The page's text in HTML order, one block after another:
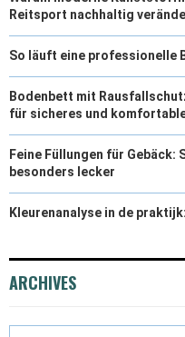
Reitsport nachhaltig
So läuft eine professionelle
Bodenbett mit
für sicheres und
Feine Füllungen für Gebäck:
besonders lecker
Kleurenanalyse in de
ARCHIVES